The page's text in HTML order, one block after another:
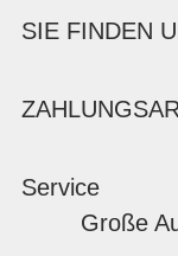
SIE FINDEN
Service
Große